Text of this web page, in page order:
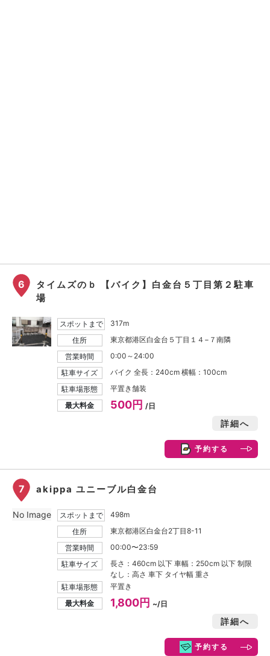
6
タイムズのｂ 【バイク】白金台５丁目第２駐車
場
スポットまで
317m
住所
東京都港区白金台５丁目１４−７南隣
営業時間
0:00～24:00
駐車サイズ
バイク 全長：240cm 横幅：100cm
駐車場形態
平置き舗装
最大料金
500円 /日
詳細へ
予約する
7 akippa ユニーブル白金台
スポットまで
498m
住所
東京都港区白金台2丁目8-11
営業時間
00:00〜23:59
駐車サイズ
長さ：460cm 以下 車幅：250cm 以下 制限
なし：高さ 車下 タイヤ幅 重さ
駐車場形態
平置き
最大料金
1,800円 ~/日
詳細へ
予約する
No Image